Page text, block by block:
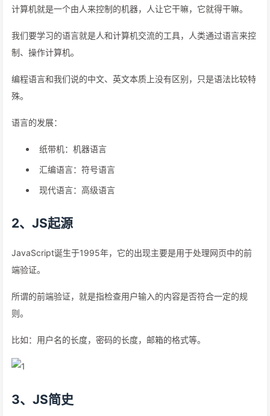
计算机就是一个由人来控制的机器，人让它干嘛，它就得干嘛。
我们要学习的语言就是人和计算机交流的工具，人类通过语言来控
制、操作计算机。
编程语言和我们说的中文、英文本质上没有区别，只是语法比较特
殊。
语言的发展：
纸带机：机器语言
汇编语言：符号语言
现代语言：高级语言
2、JS起源
JavaScript诞生于1995年，它的出现主要是用于处理网页中的前
端验证。
所谓的前端验证，就是指检查用户输入的内容是否符合一定的规
则。
比如：用户名的长度，密码的长度，邮箱的格式等。
3、JS简史